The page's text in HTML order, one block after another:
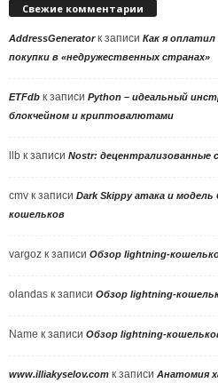
Свежие комментарии
AddressGeneratorк записи Как я
покупки в «недружественных странах»
ETFdb к записи Python – идеальный
блокчейном и криптовалютами
llb к записи Nostr: децентрализованные
cmv к записи Dark Skippy атака и
кошельков
vargoz к записи Обзор lightning-
olandas к записи Обзор lightning-
Name к записи Обзор lightning-
www.illiakyselov.com к записи Анатомия